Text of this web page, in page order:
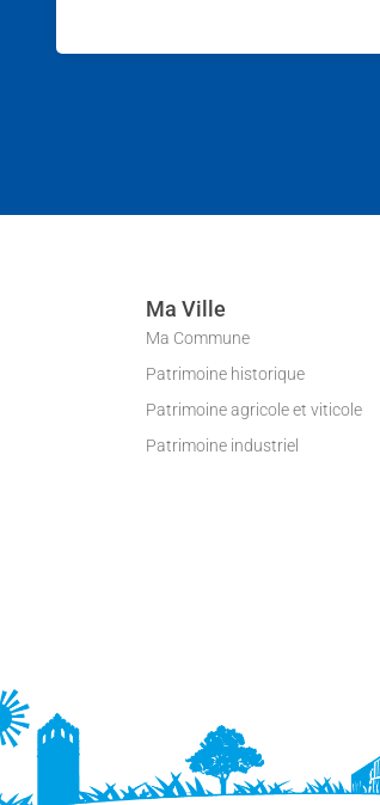
Ma Ville
Ma Commune
Patrimoine historique
Patrimoine agricole et viticole
Patrimoine industriel